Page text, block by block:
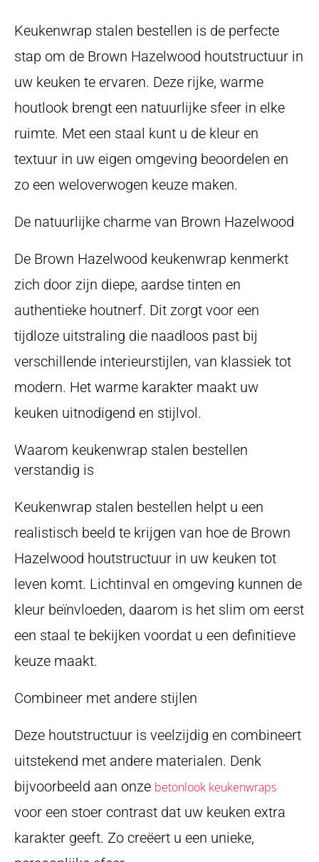
Keukenwrap stalen bestellen is de perfecte
stap om de Brown Hazelwood houtstructuur in
uw keuken te ervaren. Deze rijke, warme
houtlook brengt een natuurlijke sfeer in elke
ruimte. Met een staal kunt u de kleur en
textuur in uw eigen omgeving beoordelen en
zo een weloverwogen keuze maken.
De natuurlijke charme van Brown Hazelwood
De Brown Hazelwood keukenwrap kenmerkt
zich door zijn diepe, aardse tinten en
authentieke houtnerf. Dit zorgt voor een
tijdloze uitstraling die naadloos past bij
verschillende interieurstijlen, van klassiek tot
modern. Het warme karakter maakt uw
keuken uitnodigend en stijlvol.
Waarom keukenwrap stalen bestellen
verstandig is
Keukenwrap stalen bestellen helpt u een
realistisch beeld te krijgen van hoe de Brown
Hazelwood houtstructuur in uw keuken tot
leven komt. Lichtinval en omgeving kunnen de
kleur beïnvloeden, daarom is het slim om eerst
een staal te bekijken voordat u een definitieve
keuze maakt.
Combineer met andere stijlen
Deze houtstructuur is veelzijdig en combineert
uitstekend met andere materialen. Denk
bijvoorbeeld aan onze betonlook keukenwraps
voor een stoer contrast dat uw keuken extra
karakter geeft. Zo creëert u een unieke,